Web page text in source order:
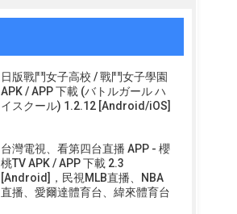
日版戰鬥女子高校 / 戰鬥女子學園
APK / APP 下載 (バトルガール ハ
イスクール) 1.2.12 [Android/iOS]
台灣電視、看第四台直播 APP - 櫻
桃TV APK / APP 下載 2.3
[Android]，民視MLB直播、NBA
直播、愛爾達體育台、緯來體育台